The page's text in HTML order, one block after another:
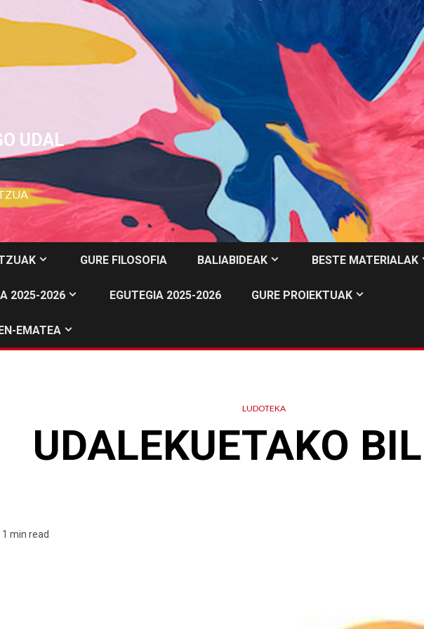
UDAL
GURE FILOSOFIA BALIABIDEAK BESTE MATERIALAK
2025-2026 EGUTEGIA 2025-2026 GURE PROIEKTUAK
EMATEA
LUDOTEKA
UDALEKUETAKO
1 min read